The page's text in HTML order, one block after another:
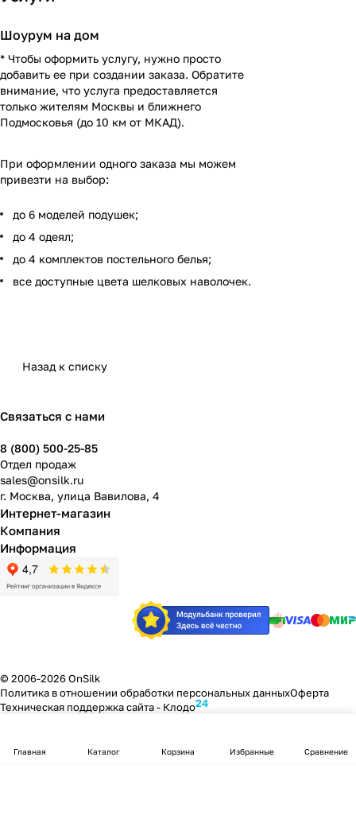
Шоурум на дом
* Чтобы оформить услугу, нужно просто
добавить ее при создании заказа. Обратите
внимание, что услуга предоставляется
только жителям Москвы и ближнего
Подмосковья (до 10 км от МКАД).
При оформлении одного заказа мы можем
привезти на выбор:
до 6 моделей подушек;
до 4 одеял;
до 4 комплектов постельного белья;
все доступные цвета шелковых наволочек.
Назад к списку
Связаться с нами
8 (800) 500-25-85
Отдел продаж
sales@onsilk.ru
г. Москва, улица Вавилова, 4
Интернет-магазин
Компания
Информация
© 2006-2026 OnSilk
Политика в отношении обработки персональных данныхОферта
Техническая поддержка сайта - Клодо24
Главная Каталог Корзина Избранные Сравнение